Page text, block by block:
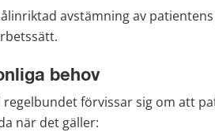
avstämning av
behov
regelbundet förvissar sig om att
när det gäller: